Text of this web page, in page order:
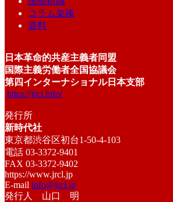
コラム架橋
資料
日本革命的共産主義者同盟
国際主義労働者全国協議会
第四インターナショナル日本支部
https://jrcl.info/
発行所
新時代社
東京都渋谷区初台1-50-4-103
電話 03-3372-9401
FAX 03-3372-9402
https://www.jrcl.jp
E-mail info@jrcl.jp
発行人 山口 明